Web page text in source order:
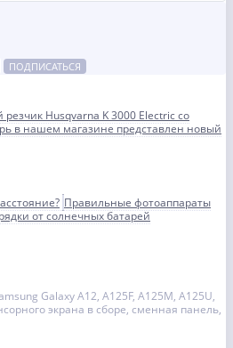
ПОДПИСАТЬСЯ
резчик Husqvarna K 3000 Electric со
в нашем магазине представлен новый
Правильные фотоаппараты
от солнечных батарей
Galaxy A12, A125F, A125M, A125U,
экрана в сборе, сменная панель,